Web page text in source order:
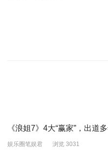
《浪姐7》4大“赢家”，出道
娱乐圈笔娱君 浏览 3031